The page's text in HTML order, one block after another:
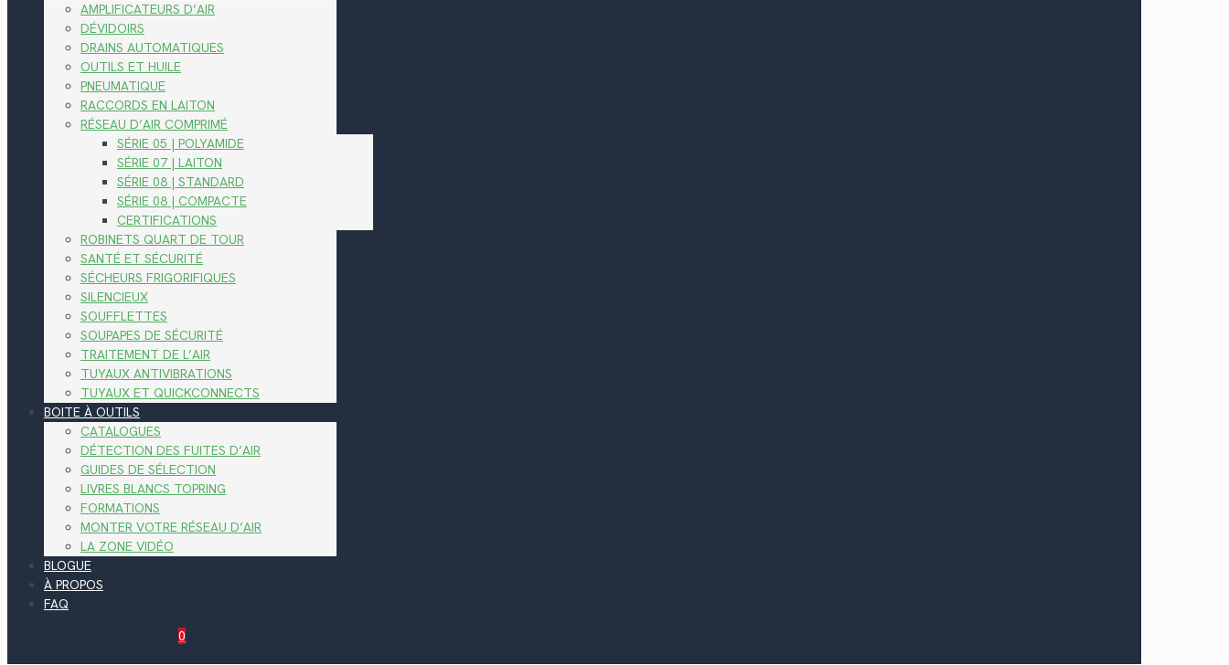
AMPLIFICATEURS D’AIR
DÉVIDOIRS
DRAINS AUTOMATIQUES
OUTILS ET HUILE
PNEUMATIQUE
RACCORDS EN LAITON
RÉSEAU D’AIR COMPRIMÉ
SÉRIE 05 | POLYAMIDE
SÉRIE 07 | LAITON
SÉRIE 08 | STANDARD
SÉRIE 08 | COMPACTE
CERTIFICATIONS
ROBINETS QUART DE TOUR
SANTÉ ET SÉCURITÉ
SÉCHEURS FRIGORIFIQUES
SILENCIEUX
SOUFFLETTES
SOUPAPES DE SÉCURITÉ
TRAITEMENT DE L’AIR
TUYAUX ANTIVIBRATIONS
TUYAUX ET QUICKCONNECTS
BOITE À OUTILS
CATALOGUES
DÉTECTION DES FUITES D’AIR
GUIDES DE SÉLECTION
LIVRES BLANCS TOPRING
FORMATIONS
MONTER VOTRE RÉSEAU D’AIR
LA ZONE VIDÉO
BLOGUE
À PROPOS
FAQ
0